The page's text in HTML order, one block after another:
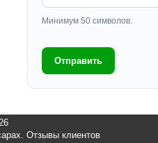
Минимум 50 символов.
Отправить
Отзывы клиентов